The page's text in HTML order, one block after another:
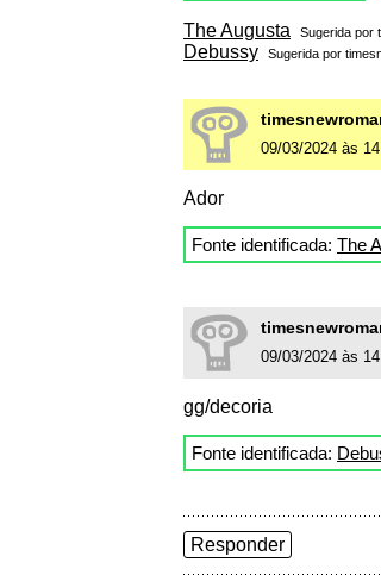
The Augusta Sugerida por
Debussy Sugerida por
09/03/2024 às
Ador
Fonte identificada: The
09/03/2024 às
gg/decoria
Fonte identificada:
Responder